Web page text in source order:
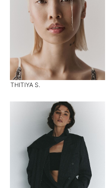
THITIYA S.